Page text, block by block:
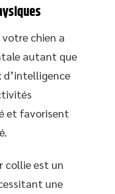
chien a
autant que
d’intelligence
et favorisent
collie est un
une